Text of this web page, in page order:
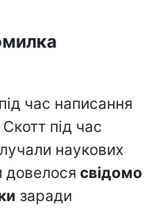
час написання
під час
наукових
довелося свідомо
заради